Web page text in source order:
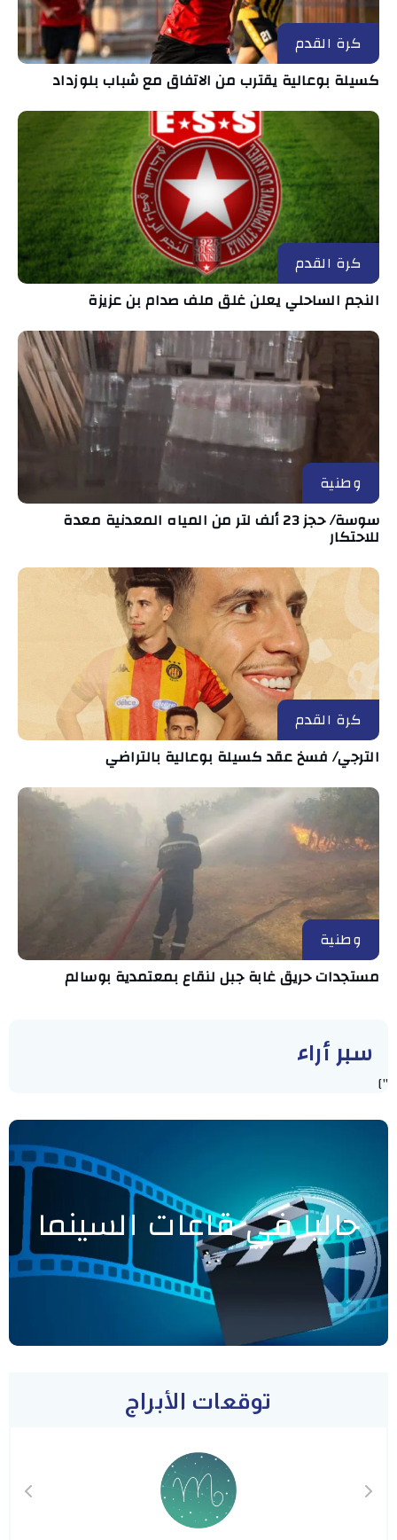
كرة القدم
كسيلة بوعالية يقترب من الاتفاق مع شباب بلوزداد
كرة القدم
النجم الساحلي يعلن غلق ملف صدام بن عزيزة
وطنية
سوسة/ حجز 23 ألف لتر من المياه المعدنية معدة
للاحتكار
كرة القدم
الترجي/ فسخ عقد كسيلة بوعالية بالتراضي
وطنية
مستجدات حريق غابة جبل لنقاع بمعتمدية بوسالم
سبر أراء
"]
حاليا في قاعات السينما
توقعات الأبراج